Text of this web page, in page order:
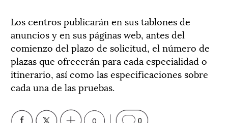
Los centros publicarán en sus tablones de
anuncios y en sus páginas web, antes del
comienzo del plazo de solicitud, el número de
plazas que ofrecerán para cada especialidad o
itinerario, así como las especificaciones sobre
cada una de las pruebas.
0 0